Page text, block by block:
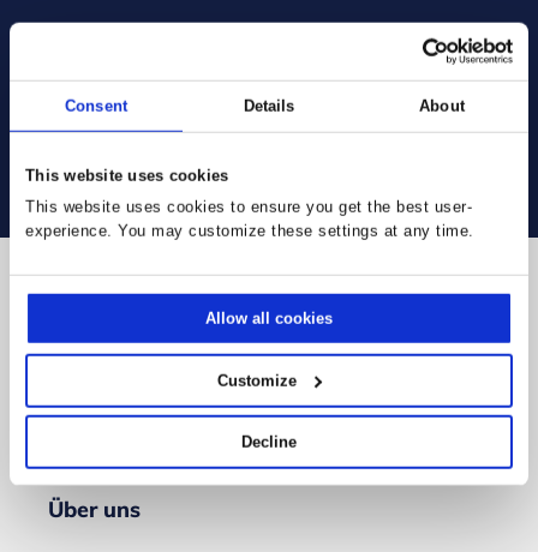
Consent Details About
This website uses cookies
This website uses cookies to ensure you get the best user-
experience. You may customize these settings at any time.
Allow all cookies
Customize
Decline
Folgen Sie uns
Über uns